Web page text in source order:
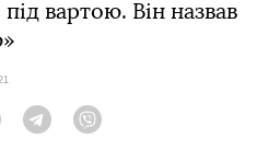
вартою. Він назвав
Twitter Telegram